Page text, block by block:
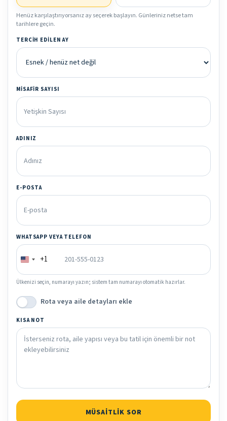
Henüz karşılaştırıyorsanız ay seçerek başlayın. Günleriniz netse tam
tarihlere geçin.
TERCIH EDILEN AY
MISAFIR SAYISI
ADINIZ
E-POSTA
WHATSAPP VEYA TELEFON
+1
Ülkenizi seçin, numarayı yazın; sistem tam numarayı otomatik hazırlar.
Rota veya aile detayları ekle
KISA NOT
MÜSAITLIK SOR